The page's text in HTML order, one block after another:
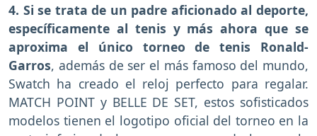
4. Si se trata de un padre aficionado al deporte,
específicamente al tenis y más ahora que se
aproxima el único torneo de tenis Ronald-
Garros, además de ser el más famoso del mundo,
Swatch ha creado el reloj perfecto para regalar.
MATCH POINT y BELLE DE SET, estos sofisticados
modelos tienen el logotipo oficial del torneo en la